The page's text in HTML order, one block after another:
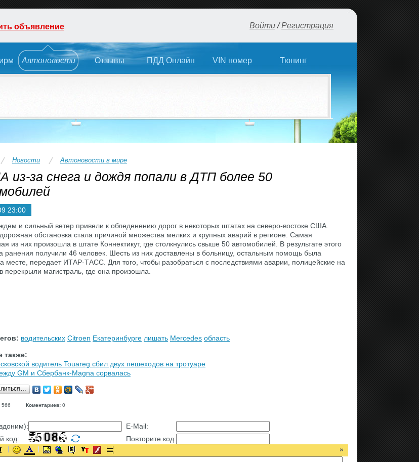
Автоновости Отзывы ПДД Онлайн VIN номер Тюнинг
объявление Войти/Регистрация
Новости Автоновости в мире
из-за снега и дождя попали в ДТП более 50
23:00
и сильный ветер привели к обледенению дорог в некоторых штатах на северо-востоке США.
обстановка стала причиной множества мелких и крупных аварий в регионе. Самая
из них произошла в штате Коннектикут, где столкнулись свыше 50 автомобилей. В результате этого
ранения получили 46 человек. Шесть из них доставлены в больницу, остальным помощь была
месте, передает ИТАР-ТАСС. Для того, чтобы разобраться с последствиями аварии, полицейские на
перекрыли магистраль, где она произошла.
водительских Citroen Екатеринбурге лишать Mercedes область
также:
водитель Touareg сбил двух пешеходов на тротуаре
GM и Сбербанк-Magna сорвалась
566 Коментариев: 0
E-Mail:
код:
Повторите код: